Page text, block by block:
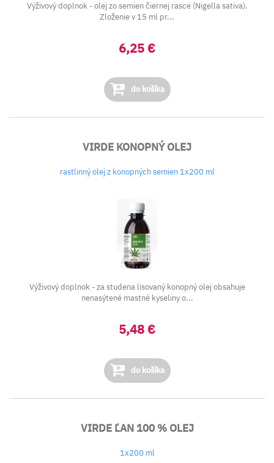
Výživový doplnok - olej zo semien čiernej rasce (Nigella sativa).
Zloženie v 15 ml pr...
6,25 €
do košíka
VIRDE KONOPNÝ OLEJ
rastlinný olej z konopných semien 1x200 ml
Výživový doplnok - za studena lisovaný konopný olej obsahuje
nenasýtené mastné kyseliny o...
5,48 €
do košíka
VIRDE ĽAN 100 % OLEJ
1x200 ml